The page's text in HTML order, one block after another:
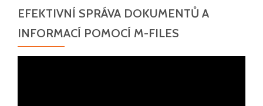
EFEKTIVNÍ SPRÁVA DOKUMENTŮ A
INFORMACÍ POMOCÍ M-FILES